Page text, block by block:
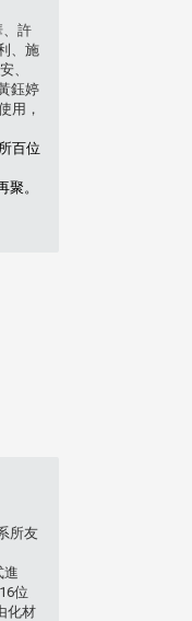
、許
、施
、
鈺婷
用，
百位
。
所友
進
位
化材